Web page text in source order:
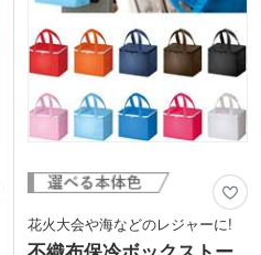
花火大会や海などのレジャーに!